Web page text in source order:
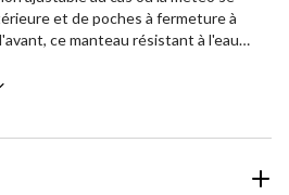
et de poches à fermeture à
ce manteau résistant à l'eau